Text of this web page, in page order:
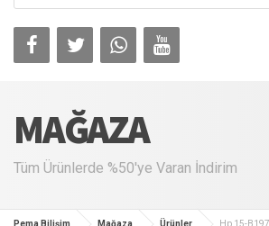
MAĞAZA
Tüm Ürünlerde %50'ye Varan İndirim